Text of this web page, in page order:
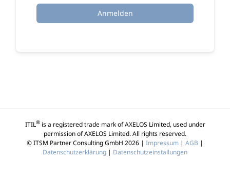
Anmelden
ITIL®is a registered trade mark of AXELOS Limited, used under
permission of AXELOS Limited. All rights reserved.
© ITSM Partner Consulting GmbH 2026 | Impressum | AGB |
Datenschutzerklärung | Datenschutzeinstallungen